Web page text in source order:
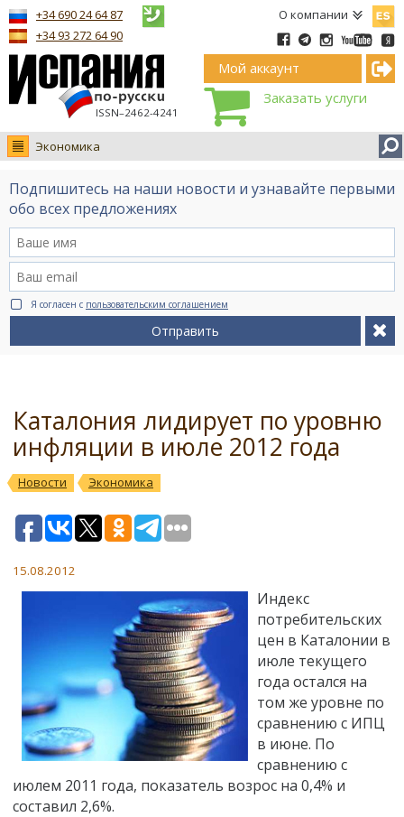
О компании
ISSN–2462-4241
+34 690 24 64 87
+34 93 272 64 90
Мой аккаунт
Заказать услуги
Экономика
Новости
Интервью
Видео Ruso.TV
BCN life
Сервис на немецком
Подпишитесь на наши новости и узнавайте первыми
обо всех предложениях
Я согласен с пользовательским соглашением
Отправить
Каталония лидирует по уровню
инфляции в июле 2012 года
Новости Экономика
15.08.2012
Индекс
потребительских
цен в Каталонии в
июле текущего
года остался на
том же уровне по
сравнению с ИПЦ
в июне. По
сравнению с
июлем 2011 года, показатель возрос на 0,4% и
составил 2,6%.